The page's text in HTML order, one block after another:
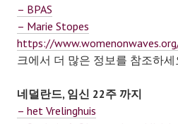
– BPAS
– Marie Stopes
https://
크에서 더 많은 정보를 참조하세
네덜란드, 임신 22주 까지
– het Vrelinghuis